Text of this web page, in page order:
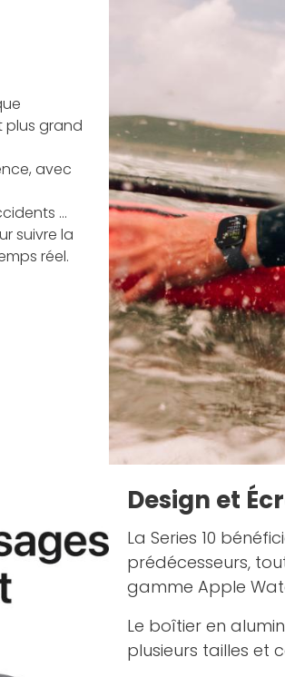
plus grand
avec
...
suivre la
réel.
Design et
La Series 10
prédécesseurs,
gamme Apple
Le boîtier en
plusieurs tailles et